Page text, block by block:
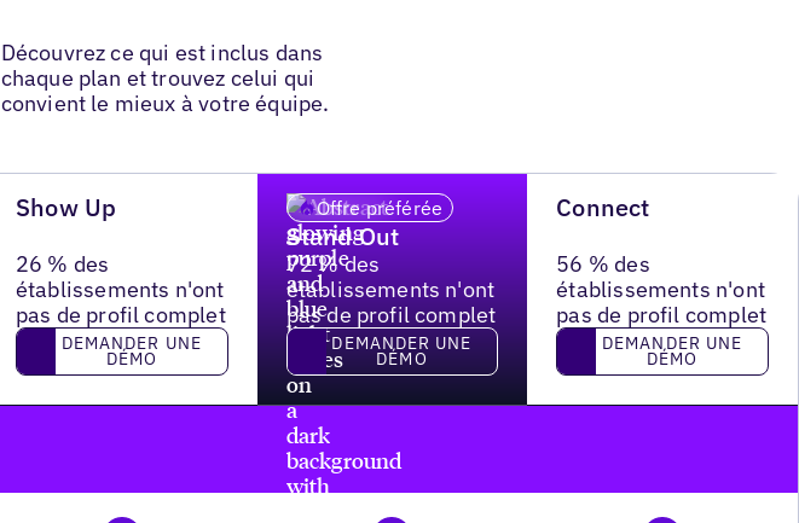
Découvrez ce qui est inclus dans
chaque plan et trouvez celui qui
convient le mieux à votre équipe.
Show Up
26 % des
établissements n'ont
pas de profil complet
Demander une démo
DEMANDER UNE
DÉMO
Offre préférée
Stand Out
72 % des
établissements n'ont
pas de profil complet
Demander une démo
DEMANDER UNE
DÉMO
Connect
56 % des
établissements n'ont
pas de profil complet
Demander une démo
DEMANDER UNE
DÉMO